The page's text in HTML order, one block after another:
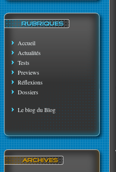
Accueil
Actualités
Tests
Previews
Réflexions
Dossiers
Le blog du Blog